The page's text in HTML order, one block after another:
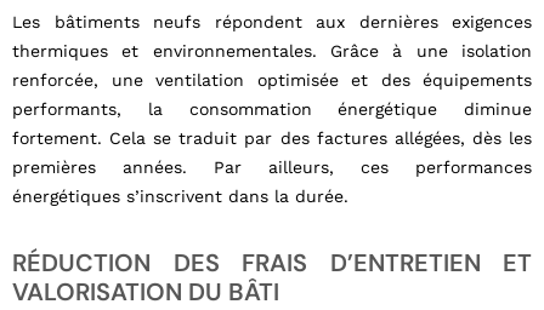
Les bâtiments neufs répondent aux dernières exigences
thermiques et environnementales. Grâce à une isolation
renforcée, une ventilation optimisée et des équipements
performants, la consommation énergétique diminue
fortement. Cela se traduit par des factures allégées, dès les
premières années. Par ailleurs, ces performances
énergétiques s’inscrivent dans la durée.
RÉDUCTION DES FRAIS D’ENTRETIEN ET
VALORISATION DU BÂTI